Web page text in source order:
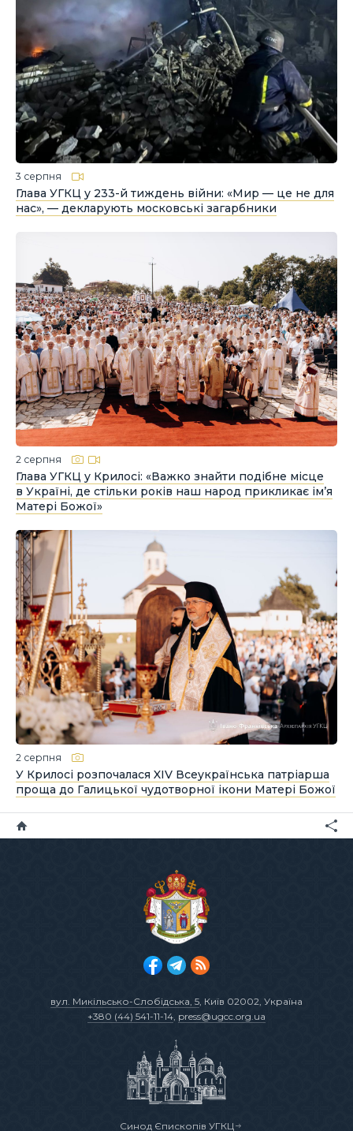
3 серпня
Глава УГКЦ у 233-й тиждень війни: «Мир — це не для
нас», — декларують московські загарбники
2 серпня
Глава УГКЦ у Крилосі: «Важко знайти подібне місце
в Україні, де стільки років наш народ прикликає ім’я
Матері Божої»
2 серпня
У Крилосі розпочалася XIV Всеукраїнська патріарша
проща до Галицької чудотворної ікони Матері Божої
вул. Микільсько-Слобідська, 5, Київ 02002, Україна
+380 (44) 541-11-14, press@ugcc.org.ua
Синод Єпископів УГКЦ